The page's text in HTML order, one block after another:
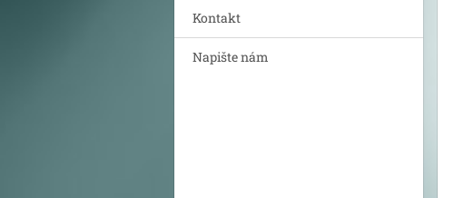
Kontakt
Napište nám